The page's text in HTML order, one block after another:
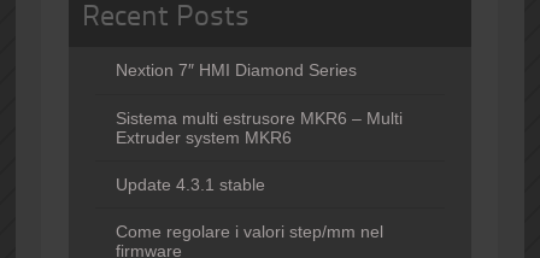
Recent Posts
Nextion 7″ HMI Diamond Series
Sistema multi estrusore MKR6 – Multi
Extruder system MKR6
Update 4.3.1 stable
Come regolare i valori step/mm nel
firmware